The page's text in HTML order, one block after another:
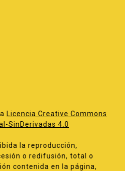
Licencia Creative Commons
SinDerivadas 4.0
la reproducción,
o redifusión, total o
contenida en la página,